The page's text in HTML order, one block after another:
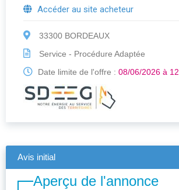
Accéder au site acheteur
33300 BORDEAUX
Service - Procédure Adaptée
Date limite de l'offre : 08/06/2026 à
Avis initial
Aperçu de l'annonce